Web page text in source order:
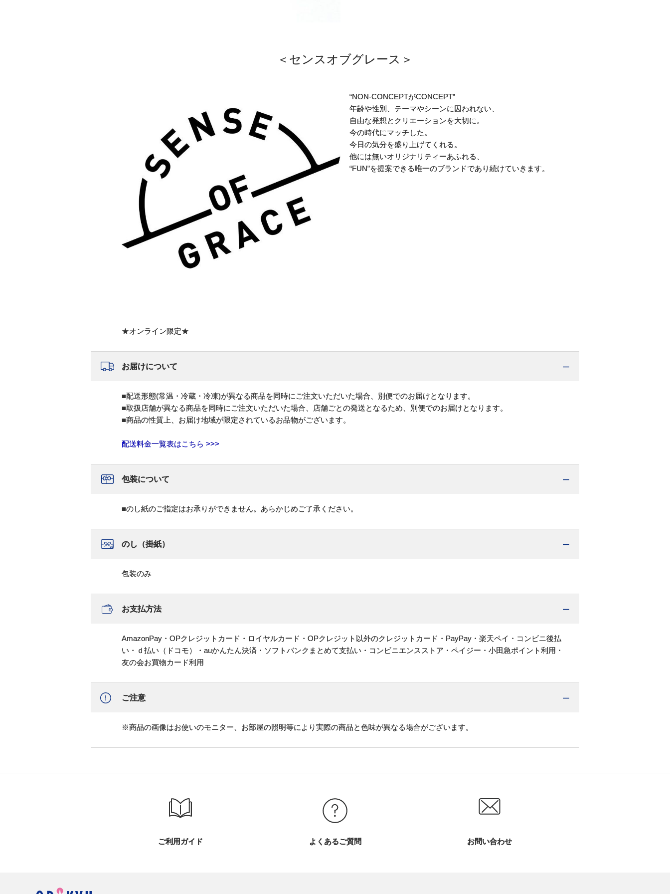
＜センスオブグレース＞
“NON-CONCEPTがCONCEPT”
年齢や性別、テーマやシーンに囚われない、
自由な発想とクリエーションを大切に。
今の時代にマッチした。
今日の気分を盛り上げてくれる。
他には無いオリジナリティーあふれる、
“FUN”を提案できる唯一のブランドであり続けていきます。
★オンライン限定★
お届けについて
■配送形態(常温・冷蔵・冷凍)が異なる商品を同時にご注文いただいた場合、別便でのお届けとなります。
■取扱店舗が異なる商品を同時にご注文いただいた場合、店舗ごとの発送となるため、別便でのお届けとなります。
■商品の性質上、お届け地域が限定されているお品物がございます。
配送料金一覧表はこちら >>>
包装について
■のし紙のご指定はお承りができません。あらかじめご了承ください。
のし（掛紙）
包装のみ
お支払方法
AmazonPay・OPクレジットカード・ロイヤルカード・OPクレジット以外のクレジットカード・PayPay・楽天ペイ・コンビニ後払
い・ｄ払い（ドコモ）・auかんたん決済・ソフトバンクまとめて支払い・コンビニエンスストア・ペイジー・小田急ポイント利用・
友の会お買物カード利用
ご注意
※商品の画像はお使いのモニター、お部屋の照明等により実際の商品と色味が異なる場合がございます。
ご利用ガイド よくあるご質問 お問い合わせ